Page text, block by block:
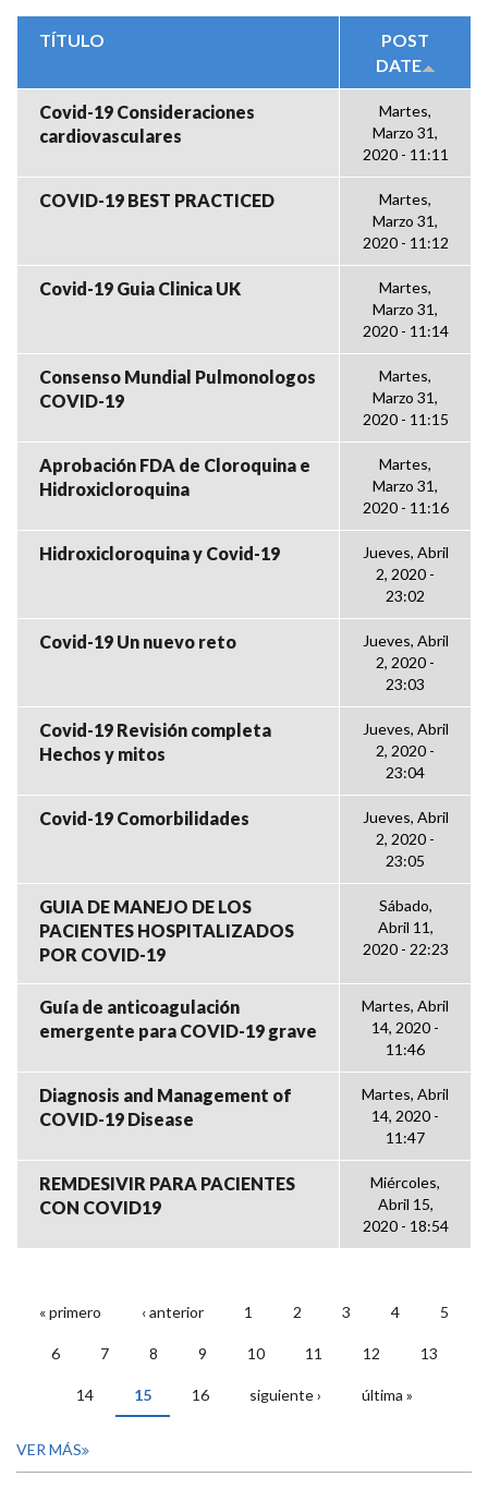
TÍTULO
POST
DATE
Covid-19 Consideraciones
cardiovasculares
Martes,
Marzo 31,
2020 - 11:11
COVID-19 BEST PRACTICED
Martes,
Marzo 31,
2020 - 11:12
Covid-19 Guia Clinica UK
Martes,
Marzo 31,
2020 - 11:14
Consenso Mundial Pulmonologos
COVID-19
Martes,
Marzo 31,
2020 - 11:15
Aprobación FDA de Cloroquina e
Hidroxicloroquina
Martes,
Marzo 31,
2020 - 11:16
Hidroxicloroquina y Covid-19
Jueves, Abril
2, 2020 -
23:02
Covid-19 Un nuevo reto
Jueves, Abril
2, 2020 -
23:03
Covid-19 Revisión completa
Hechos y mitos
Jueves, Abril
2, 2020 -
23:04
Covid-19 Comorbilidades
Jueves, Abril
2, 2020 -
23:05
GUIA DE MANEJO DE LOS
PACIENTES HOSPITALIZADOS
POR COVID-19
Sábado,
Abril 11,
2020 - 22:23
Guía de anticoagulación
emergente para COVID-19 grave
Martes, Abril
14, 2020 -
11:46
Diagnosis and Management of
COVID-19 Disease
Martes, Abril
14, 2020 -
11:47
REMDESIVIR PARA PACIENTES
CON COVID19
Miércoles,
Abril 15,
2020 - 18:54
PÁGINAS
« primero ‹ anterior 1 2 3 4 5
6 7 8 9 10 11 12 13
14 15 16 siguiente › última »
VER MÁS